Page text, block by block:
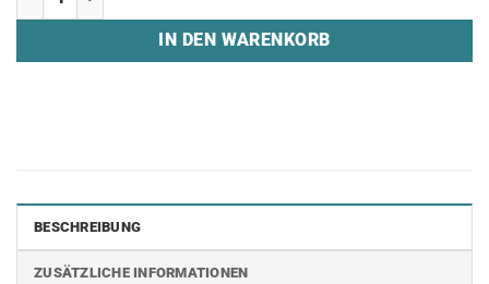
IN DEN WARENKORB
BESCHREIBUNG
ZUSÄTZLICHE INFORMATIONEN